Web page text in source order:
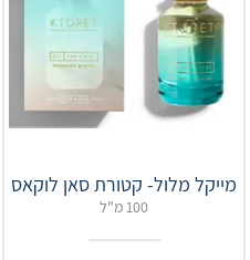
מייקל מלול- קטורת סאן לוקאס
100 מ"ל